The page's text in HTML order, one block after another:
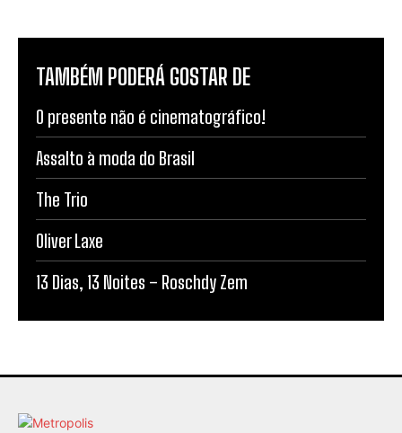
TAMBÉM PODERÁ GOSTAR DE
O presente não é cinematográfico!
Assalto à moda do Brasil
The Trio
Oliver Laxe
13 Dias, 13 Noites – Roschdy Zem